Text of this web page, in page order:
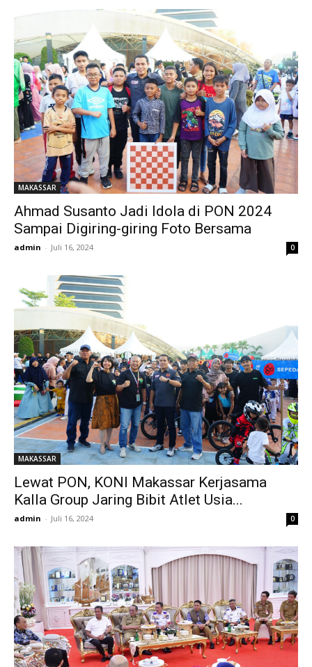
MAKASSAR
Ahmad Susanto Jadi Idola di PON 2024
Sampai Digiring-giring Foto Bersama
admin - Juli 16, 2024 0
MAKASSAR
Lewat PON, KONI Makassar Kerjasama
Kalla Group Jaring Bibit Atlet Usia...
admin - Juli 16, 2024 0